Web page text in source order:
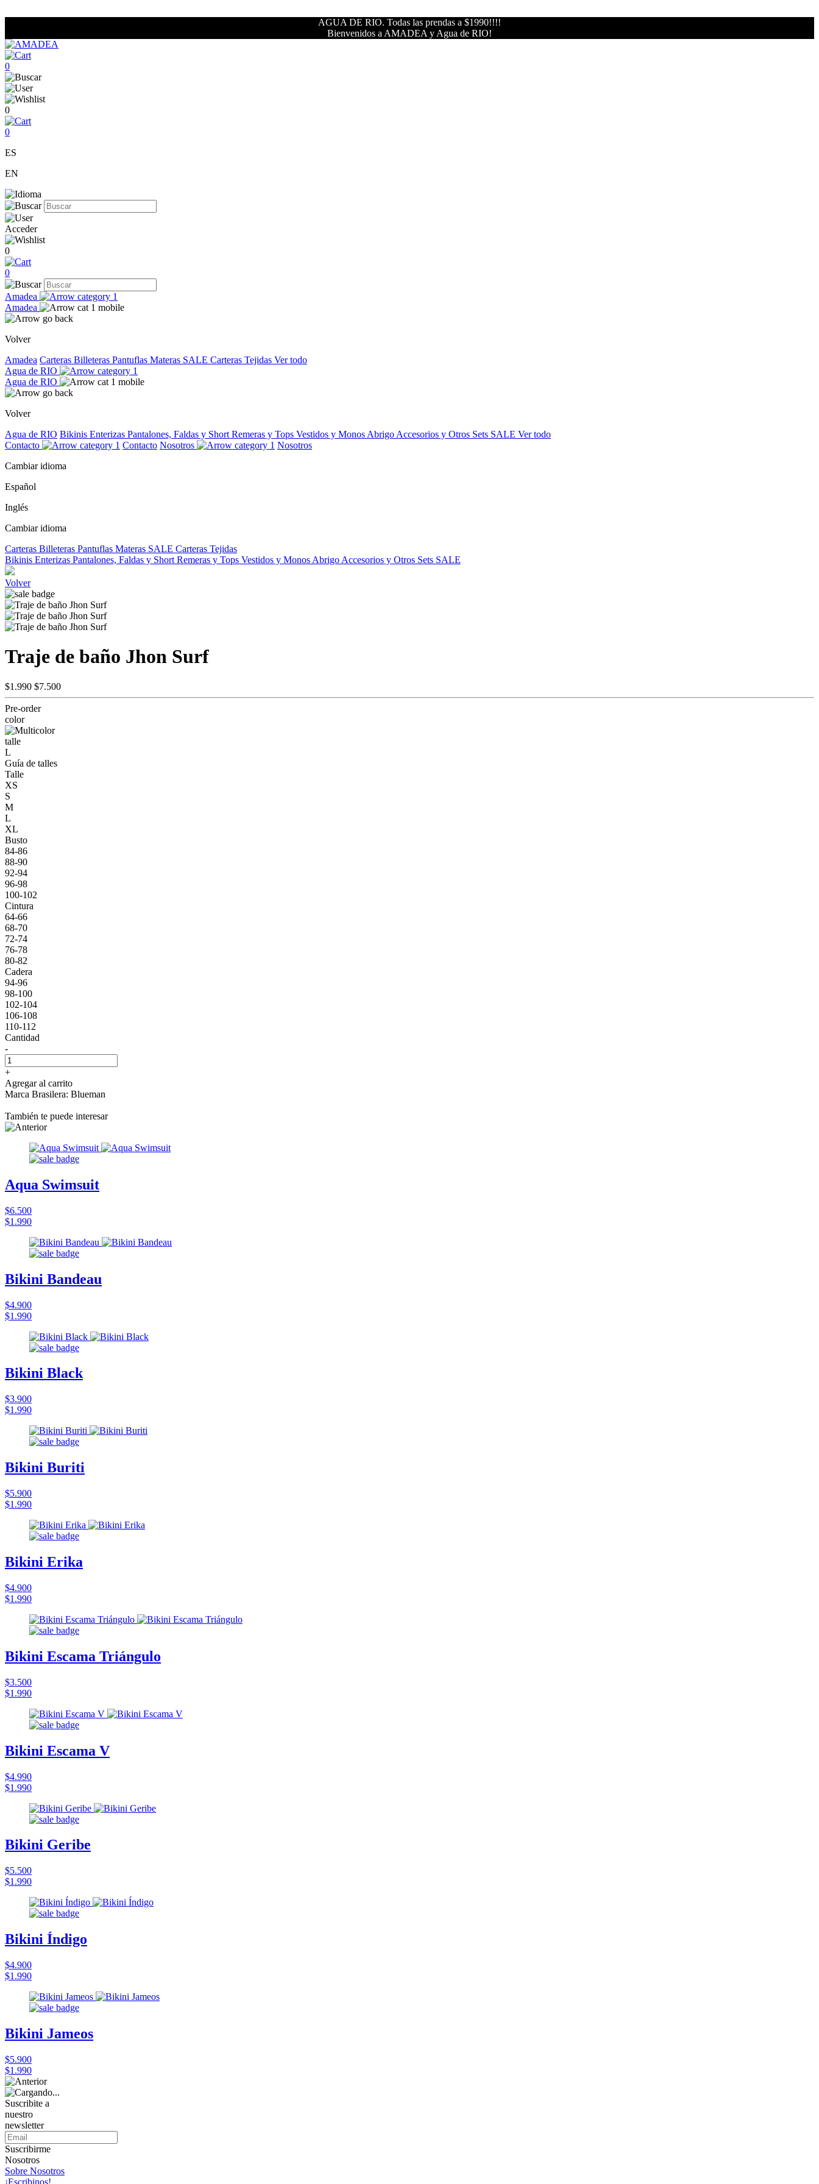
AGUA DE RIO. Todas las prendas a $1990!!!!
Bienvenidos a AMADEA y Agua de RIO!
0
0
0
ES
EN
Acceder
0
0
Amadea
Amadea
Volver
Amadea Carteras Billeteras Pantuflas Materas SALE Carteras Tejidas Ver todo
Agua de RIO
Agua de RIO
Volver
Agua de RIO Bikinis Enterizas Pantalones, Faldas y Short Remeras y Tops Vestidos y Monos Abrigo Accesorios y Otros Sets SALE Ver todo
Contacto
Contacto Nosotros
Nosotros
Cambiar idioma
Español
Inglés
Cambiar idioma
Carteras Billeteras Pantuflas Materas SALE Carteras Tejidas
Bikinis Enterizas Pantalones, Faldas y Short Remeras y Tops Vestidos y Monos Abrigo Accesorios y Otros Sets SALE
Volver
Traje de baño Jhon Surf
$1.990 $7.500
Pre-order
color
talle
L
Guía de talles
Talle
XS
S
M
L
XL
Busto
84-86
88-90
92-94
96-98
100-102
Cintura
64-66
68-70
72-74
76-78
80-82
Cadera
94-96
98-100
102-104
106-108
110-112
Cantidad
-
+
Agregar al carrito
Marca Brasilera: Blueman
También te puede interesar
Aqua Swimsuit
$6.500
$1.990
Bikini Bandeau
$4.900
$1.990
Bikini Black
$3.900
$1.990
Bikini Buriti
$5.900
$1.990
Bikini Erika
$4.900
$1.990
Bikini Escama Triángulo
$3.500
$1.990
Bikini Escama V
$4.990
$1.990
Bikini Geribe
$5.500
$1.990
Bikini Índigo
$4.900
$1.990
Bikini Jameos
$5.900
$1.990
Suscribite a
nuestro
newsletter
Suscribirme
Nosotros
Sobre Nosotros
¡Escribinos!